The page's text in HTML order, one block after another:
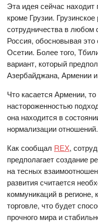
Эта идея сейчас находит
кроме Грузии.
сотрудничества в любом
Россия, обосновывая
Осетии. Более того,
вариант, который
Азербайджана, Армении и
Что касается Армении,
настороженностью
она находится в
нормализации отношений.
Как сообщал REX,
предполагает создание
на тесных
развития считается
коммуникаций в регионе,
торговле, что будет
прочного мира и